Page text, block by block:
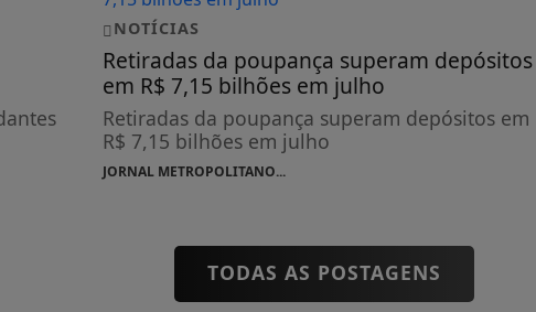
NOTÍCIAS
Retiradas da poupança superam depósitos
em R$ 7,15 bilhões em julho
Retiradas da poupança superam depósitos em
R$ 7,15 bilhões em julho
JORNAL METROPOLITANO...
TODAS AS POSTAGENS